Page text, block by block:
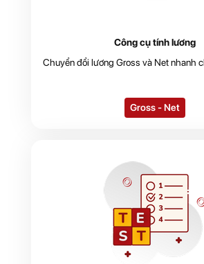
Công cụ tính lương
Chuyển đổi lương Gross và Net nhanh
Gross - Net